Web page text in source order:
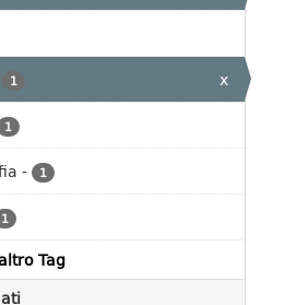
1
x
1
- 1
1
Tag